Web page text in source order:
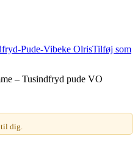
Tilføj som
– Tusindfryd pude VO
til dig.